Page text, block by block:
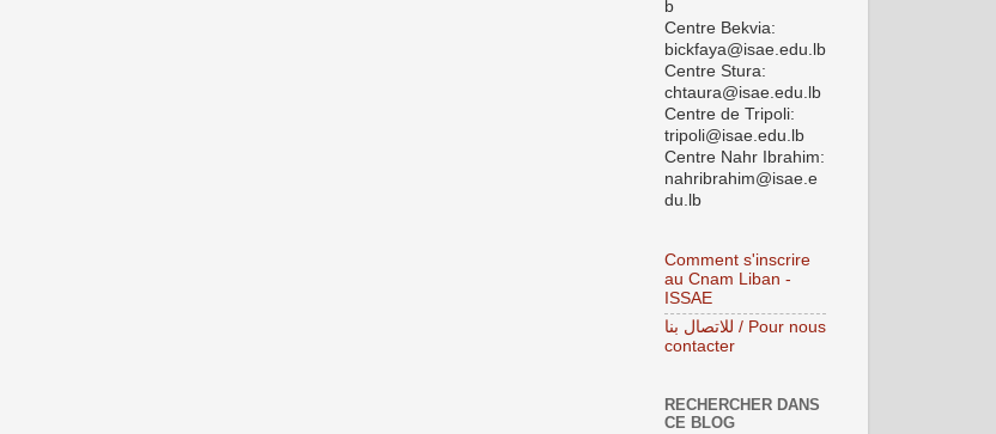
b
Centre Bekvia:
bickfaya@isae.edu.lb
Centre Stura:
chtaura@isae.edu.lb
Centre de Tripoli:
tripoli@isae.edu.lb
Centre Nahr Ibrahim:
nahribrahim@isae.e
du.lb
Comment s'inscrire
au Cnam Liban -
ISSAE
للاتصال بنا / Pour nous
contacter
RECHERCHER DANS
CE BLOG